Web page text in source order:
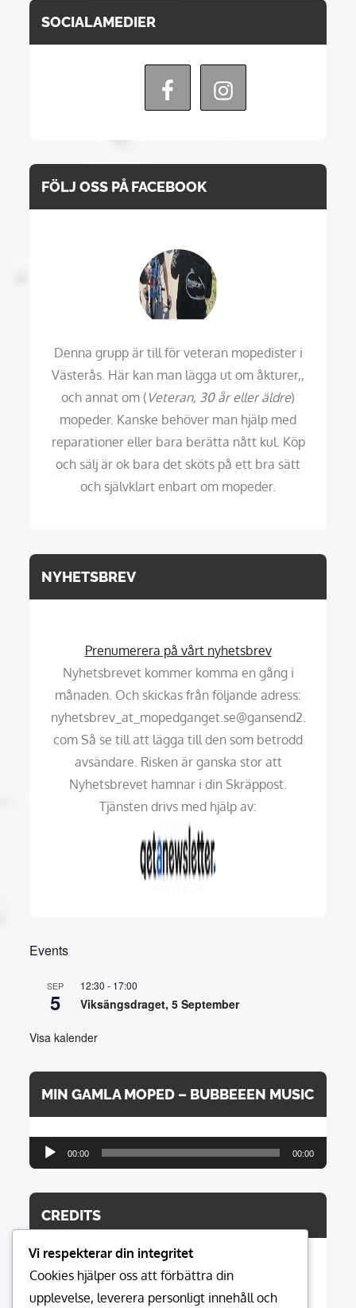
SOCIALAMEDIER
FÖLJ OSS PÅ FACEBOOK
Denna grupp är till för veteran mopedister i
Västerås. Här kan man lägga ut om åkturer,,
och annat om ( Veteran, 30 år eller äldre)
mopeder. Kanske behöver man hjälp med
reparationer eller bara berätta nått kul. Köp
och sälj är ok bara det sköts på ett bra sätt
och självklart enbart om mopeder.
NYHETSBREV
Prenumerera på vårt nyhetsbrev
Nyhetsbrevet kommer komma en gång i
månaden. Och skickas från följande adress:
nyhetsbrev_at_mopedganget.se@gansend2.
com Så se till att lägga till den som betrodd
avsändare. Risken är ganska stor att
Nyhetsbrevet hamnar i din Skräppost.
Tjänsten drivs med hjälp av:
Events
SEP
5
12:30 - 17:00
Viksängsdraget, 5 September
Visa kalender
MIN GAMLA MOPED – BUBBEEEN MUSIC
Ljudspelare
00:00 00:00
CREDITS
Vi respekterar din integritet
Cookies hjälper oss att förbättra din
upplevelse, leverera personligt innehåll och